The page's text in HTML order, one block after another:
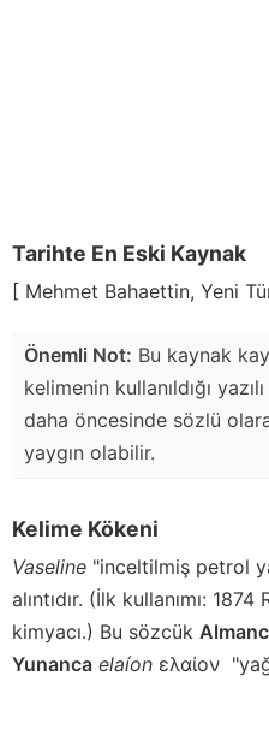
Tarihte En Eski Kaynak
[ Mehmet Bahaettin, Yeni
Önemli Not: Bu kaynak
kelimenin kullanıldığı
daha öncesinde sözlü
yaygın olabilir.
Kelime Kökeni
Vaseline "inceltilmiş petrol
alıntıdır. (İlk kullanımı:
kimyacı.) Bu sözcük
Yunanca elaíon ελαίον